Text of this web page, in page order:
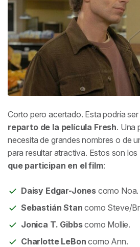
Corto pero acertado. Esta podría
reparto de la película Fresh. Una
necesita de grandes nombres o de
para resultar atractiva. Estos son los
que participan en el film:
Daisy Edgar-Jones como Noa.
Sebastián Stan como Steve/
Jonica T. Gibbscomo Mollie.
Charlotte LeBon como Ann.